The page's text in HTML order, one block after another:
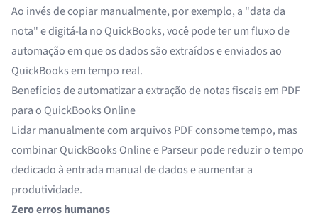
Ao invés de copiar manualmente, por exemplo, a "data da
nota" e digitá-la no QuickBooks, você pode ter um fluxo de
automação em que os dados são extraídos e enviados ao
QuickBooks em tempo real.
Benefícios de automatizar a extração de notas fiscais em PDF
para o QuickBooks Online
Lidar manualmente com arquivos PDF consome tempo, mas
combinar QuickBooks Online e Parseur pode reduzir o tempo
dedicado à entrada manual de dados e aumentar a
produtividade.
Zero erros humanos